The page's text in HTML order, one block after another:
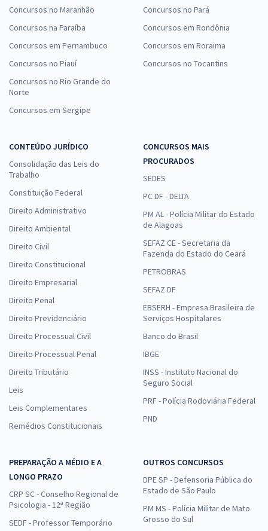
Concursos no Maranhão
Concursos na Paraíba
Concursos em Pernambuco
Concursos no Piauí
Concursos no Rio Grande do
Norte
Concursos em Sergipe
Concursos no Pará
Concursos em Rondônia
Concursos em Roraima
Concursos no Tocantins
CONTEÚDO JURÍDICO
Consolidação das Leis do
Trabalho
Constituição Federal
Direito Administrativo
Direito Ambiental
Direito Civil
Direito Constitucional
Direito Empresarial
Direito Penal
Direito Previdenciário
Direito Processual Civil
Direito Processual Penal
Direito Tributário
Leis
Leis Complementares
Remédios Constitucionais
CONCURSOS MAIS
PROCURADOS
SEDES
PC DF - DELTA
PM AL - Polícia Militar do Estado
de Alagoas
SEFAZ CE - Secretaria da
Fazenda do Estado do Ceará
PETROBRAS
SEFAZ DF
EBSERH - Empresa Brasileira de
Serviços Hospitalares
Banco do Brasil
IBGE
INSS - Instituto Nacional do
Seguro Social
PRF - Polícia Rodoviária Federal
PND
PREPARAÇÃO A MÉDIO E A
LONGO PRAZO
CRP SC - Conselho Regional de
Psicologia - 12ª Região
SEDF - Professor Temporário
OUTROS CONCURSOS
DPE SP - Defensoria Pública do
Estado de São Paulo
PM MS - Polícia Militar de Mato
Grosso do Sul